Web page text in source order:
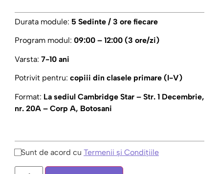
Durata module: 5 Sedinte / 3 ore fiecare
Program modul: 09:00 – 12:00 (3 ore/zi)
Varsta: 7-10 ani
Potrivit pentru: copiii din clasele primare (I-V)
Format: La sediul Cambridge Star – Str. 1 Decembrie,
nr. 20A – Corp A, Botosani
Sunt de acord cu Termenii și Condițiile